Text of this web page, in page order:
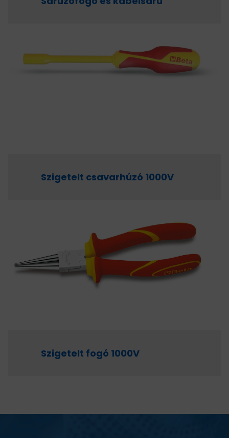
Szigetelt csavarhúzó 1000V
Szigetelt fogó 1000V